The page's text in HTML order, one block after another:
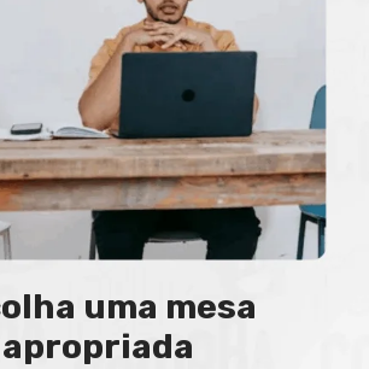
uma mesa
apropriada